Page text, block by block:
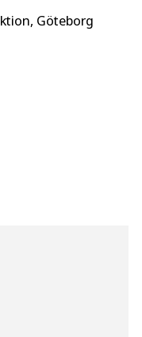
Göteborg